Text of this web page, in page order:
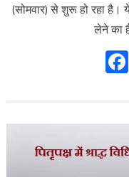
(सोमवार) से शुरू हो रहा है।
लेने का